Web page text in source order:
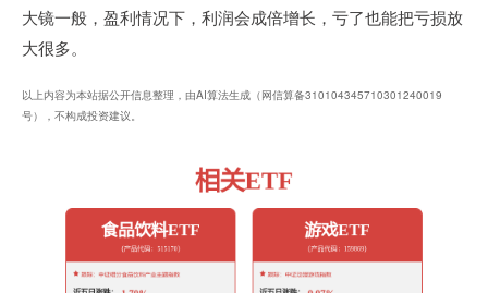
大镜一般，盈利情况下，利润会成倍增长，亏了也能把亏损放
大很多。
以上内容为本站据公开信息整理，由AI算法生成（网信算备310104345710301240019
号），不构成投资建议。